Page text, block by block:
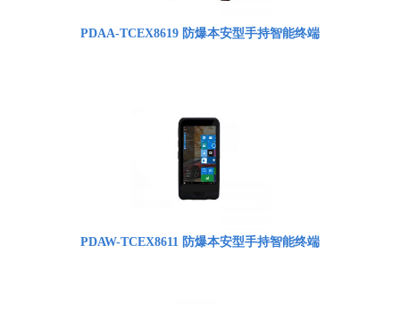
PDAA-TCEX8619 防爆本安型手持智能终端
PDAW-TCEX8611 防爆本安型手持智能终端